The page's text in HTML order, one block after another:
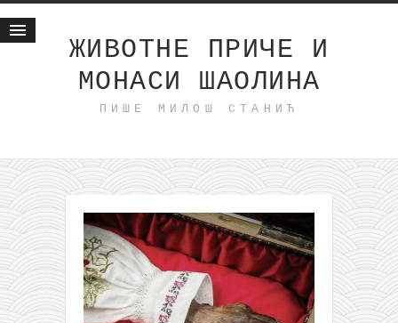
ЖИВОТНЕ ПРИЧЕ И
МОНАСИ ШАОЛИНА
ПИШЕ МИЛОШ СТАНИЋ
Животне приче
интернет пословање
исхраном до здравља
мој хаику
моменти и места
бонус садржај
светлопис